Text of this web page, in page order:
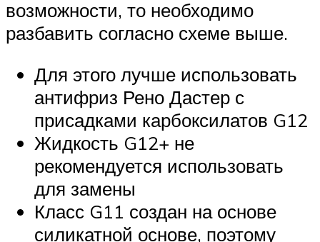
возможности, то необходимо
разбавить согласно схеме выше.
Для этого лучше использовать
антифриз Рено Дастер с
присадками карбоксилатов G12
Жидкость G12+ не
рекомендуется использовать
для замены
Класс G11 создан на основе
силикатной основе, поэтому